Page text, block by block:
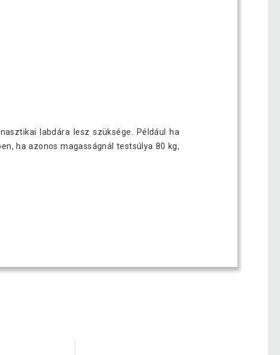
labdára lesz szüksége. Például ha
ha azonos magasságnál testsúlya 80 kg,